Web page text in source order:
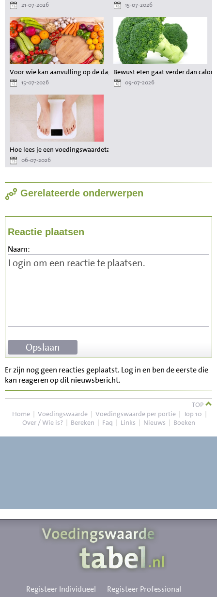
21-07-2026 15-07-2026
Voor wie kan aanvulling op de dagelijkse voeding waardevol zijn?
15-07-2026
Bewust eten gaat verder dan
09-07-2026
Hoe lees je een voedingswaardetabel als je wilt afvallen?
06-07-2026
Gerelateerde onderwerpen
Reactie plaatsen
Naam:
Er zijn nog geen reacties geplaatst. Log in en ben de eerste die
kan reageren op dit nieuwsbericht.
TOP
Home | Voedingswaarde | Voedingswaarde per portie | Top 10 |
Over / Wie is? | Bereken | Faq | Links | Nieuws | Boeken
Registeer Individueel Registeer Professional